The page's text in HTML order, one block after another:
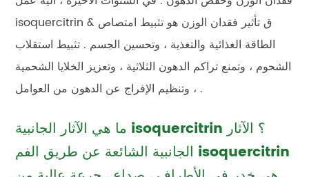
isoquercitrin & ق تأثير فقدان الوزن هو تثبيط امتصاص
الطاقة الغذائية والتغذية ، وتحسين الجسم . تثبيط استقلاب
الشحوم ، وتمنع تراكم الدهون الثلاثية ، وتعزيز الخلايا الشحمية
، وتنظيم الإفراج عن الدهون من العوامل .
ما هي الآثار الجانبية isoquercitrin ؟ الآثار
الجانبية الشائعة عن طريق الفم isoquercitrin